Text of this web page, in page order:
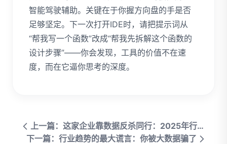
智能驾驶辅助。关键在于你握方向盘的手是否
足够坚定。下一次打开IDE时，请把提示词从
“帮我写一个函数”改成“帮我先拆解这个函数的
设计步骤”——你会发现，工具的价值不在速
度，而在它逼你思考的深度。
上一篇：这家企业靠数据反杀同行：2025年行业趋势洞察
下一篇：行业趋势的最大谎言：你被大数据骗了